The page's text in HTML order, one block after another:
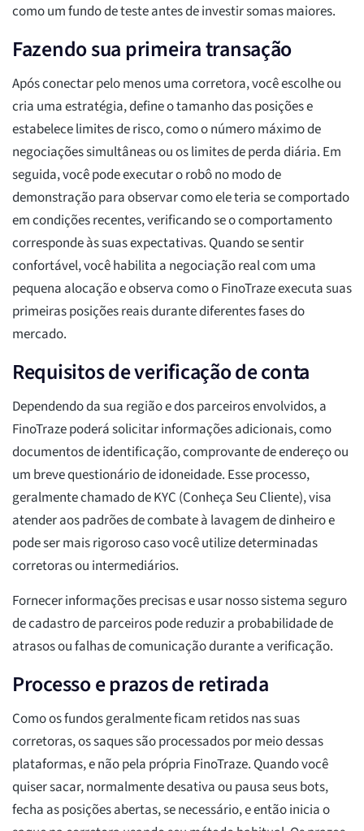
como um fundo de teste antes de investir somas maiores.
Fazendo sua primeira transação
Após conectar pelo menos uma corretora, você escolhe ou
cria uma estratégia, define o tamanho das posições e
estabelece limites de risco, como o número máximo de
negociações simultâneas ou os limites de perda diária. Em
seguida, você pode executar o robô no modo de
demonstração para observar como ele teria se comportado
em condições recentes, verificando se o comportamento
corresponde às suas expectativas. Quando se sentir
confortável, você habilita a negociação real com uma
pequena alocação e observa como o FinoTraze executa suas
primeiras posições reais durante diferentes fases do
mercado.
Requisitos de verificação de conta
Dependendo da sua região e dos parceiros envolvidos, a
FinoTraze poderá solicitar informações adicionais, como
documentos de identificação, comprovante de endereço ou
um breve questionário de idoneidade. Esse processo,
geralmente chamado de KYC (Conheça Seu Cliente), visa
atender aos padrões de combate à lavagem de dinheiro e
pode ser mais rigoroso caso você utilize determinadas
corretoras ou intermediários.
Fornecer informações precisas e usar nosso sistema seguro
de cadastro de parceiros pode reduzir a probabilidade de
atrasos ou falhas de comunicação durante a verificação.
Processo e prazos de retirada
Como os fundos geralmente ficam retidos nas suas
corretoras, os saques são processados por meio dessas
plataformas, e não pela própria FinoTraze. Quando você
quiser sacar, normalmente desativa ou pausa seus bots,
fecha as posições abertas, se necessário, e então inicia o